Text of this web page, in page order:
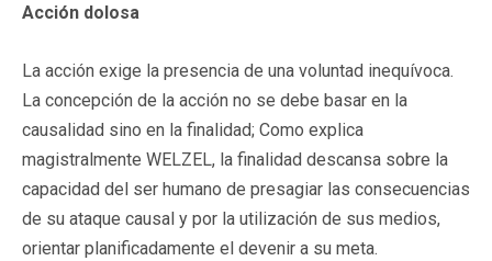
Acción dolosa
La acción exige la presencia de una voluntad inequívoca.
La concepción de la acción no se debe basar en la
causalidad sino en la finalidad; Como explica
magistralmente WELZEL, la finalidad descansa sobre la
capacidad del ser humano de presagiar las consecuencias
de su ataque causal y por la utilización de sus medios,
orientar planificadamente el devenir a su meta.